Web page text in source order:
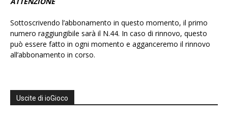
Sottoscrivendo l’abbonamento in questo momento, il primo
numero raggiungibile sarà il N.44. In caso di rinnovo, questo
può essere fatto in ogni momento e agganceremo il rinnovo
all’abbonamento in corso.
Uscite di ioGioco